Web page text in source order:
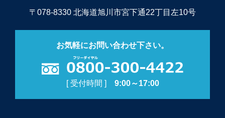
〒078-8330 北海道旭川市宮下通22丁目左10号
お気軽にお問い合わせ下さい。
[ 受付時間 ] 9:00～17:00